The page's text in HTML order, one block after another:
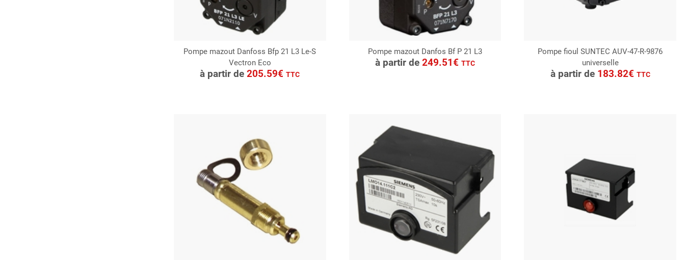
Pompe mazout Danfoss Bfp 21 L3 Le-S
Vectron Eco
à partir de205.59€TTC
CONSULTER
Demande de devis
Pompe mazout Danfos Bf P 21 L3
à partir de249.51€TTC
CONSULTER
Demande de devis
Pompe fioul SUNTEC AUV-47-R-9876
universelle
à partir de 183.82€ TTC
CONSULTER
Demande de devis